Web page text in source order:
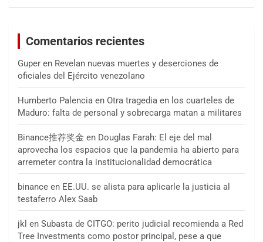
Comentarios recientes
Guper en Revelan nuevas muertes y deserciones de
oficiales del Ejército venezolano
Humberto Palencia en Otra tragedia en los cuarteles de
Maduro: falta de personal y sobrecarga matan a militares
Binance推荐奖金 en Douglas Farah: El eje del mal
aprovecha los espacios que la pandemia ha abierto para
arremeter contra la institucionalidad democrática
binance en EE.UU. se alista para aplicarle la justicia al
testaferro Alex Saab
jkl en Subasta de CITGO: perito judicial recomienda a Red
Tree Investments como postor principal, pese a que